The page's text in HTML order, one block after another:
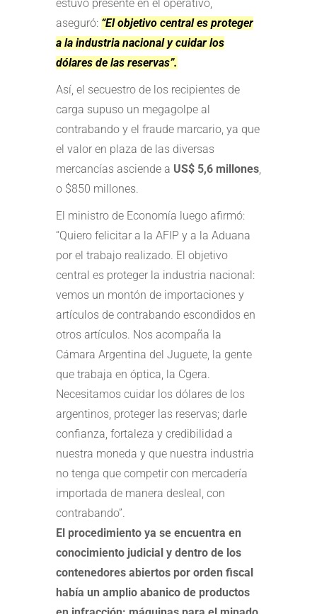
estuvo presente en el operativo,
aseguró: “El objetivo central es proteger
a la industria nacional y cuidar los
dólares de las reservas”.
Así, el secuestro de los recipientes de
carga supuso un megagolpe al
contrabando y el fraude marcario, ya que
el valor en plaza de las diversas
mercancías asciende a US$ 5,6 millones
o $850 millones.
El ministro de Economía luego afirmó:
“Quiero felicitar a la AFIP y a la Aduana
por el trabajo realizado. El objetivo
central es proteger la industria nacional:
vemos un montón de importaciones y
artículos de contrabando escondidos en
otros artículos. Nos acompaña la
Cámara Argentina del Juguete, la gente
que trabaja en óptica, la Cgera.
Necesitamos cuidar los dólares de los
argentinos, proteger las reservas; darle
confianza, fortaleza y credibilidad a
nuestra moneda y que nuestra industria
no tenga que competir con mercadería
importada de manera desleal, con
contrabando”.
El procedimiento ya se encuentra en
conocimiento judicial y dentro de los
contenedores abiertos por orden fiscal
había un amplio abanico de productos